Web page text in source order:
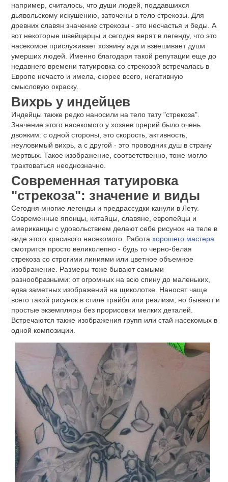
например, считалось, что души людей, поддавшихся
дьявольскому искушению, заточены в тело стрекозы. Для
древних славян значение стрекозы - это несчастья и беды. А
вот некоторые швейцарцы и сегодня верят в легенду, что это
насекомое прислуживает хозяину ада и взвешивает души
умерших людей. Именно благодаря такой репутации еще до
недавнего времени татуировка со стрекозой встречалась в
Европе нечасто и имела, скорее всего, негативную
смысловую окраску.
Вихрь у индейцев
Индейцы также редко наносили на тело тату "стрекоза".
Значение этого насекомого у хозяев прерий было очень
двояким: с одной стороны, это скорость, активность,
неуловимый вихрь, а с другой - это проводник душ в страну
мертвых. Такое изображение, соответственно, тоже могло
трактоваться неоднозначно.
Современная татуировка
"стрекоза": значение и виды
Сегодня многие легенды и предрассудки канули в Лету.
Современные японцы, китайцы, славяне, европейцы и
американцы с удовольствием делают себе рисунок на теле в
виде этого красивого насекомого. Работа хорошего мастера
смотрится просто великолепно - будь то черно-белая
стрекоза со строгими линиями или цветное объемное
изображение. Размеры тоже бывают самыми
разнообразными: от огромных на всю спину до маленьких,
едва заметных изображений на щиколотке. Наносят чаще
всего такой рисунок в стиле трайбл или реализм, но бывают и
простые экземпляры без прорисовки мелких деталей.
Встречаются также изображения групп или стай насекомых в
одной композиции.